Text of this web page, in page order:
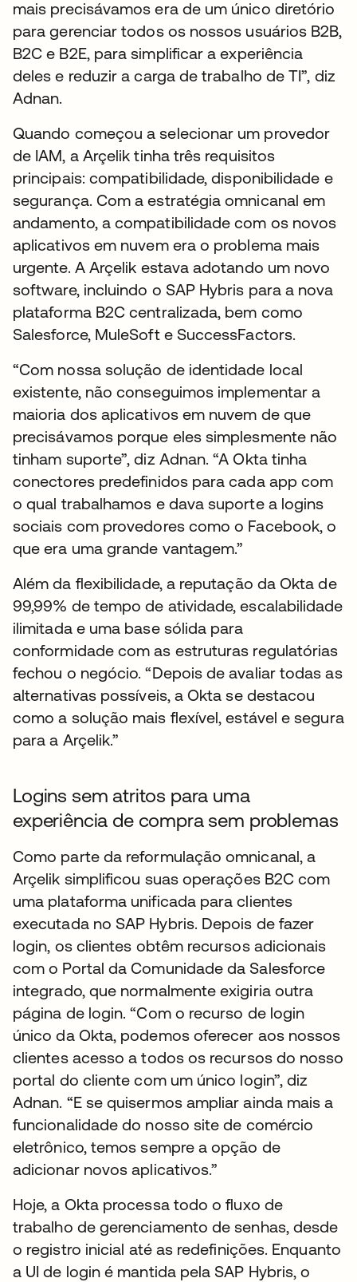
mais precisávamos era de um único diretório
para gerenciar todos os nossos usuários B2B,
B2C e B2E, para simplificar a experiência
deles e reduzir a carga de trabalho de TI”, diz
Adnan.
Quando começou a selecionar um provedor
de IAM, a Arçelik tinha três requisitos
principais: compatibilidade, disponibilidade e
segurança. Com a estratégia omnicanal em
andamento, a compatibilidade com os novos
aplicativos em nuvem era o problema mais
urgente. A Arçelik estava adotando um novo
software, incluindo o SAP Hybris para a nova
plataforma B2C centralizada, bem como
Salesforce, MuleSoft e SuccessFactors.
“Com nossa solução de identidade local
existente, não conseguimos implementar a
maioria dos aplicativos em nuvem de que
precisávamos porque eles simplesmente não
tinham suporte”, diz Adnan. “A Okta tinha
conectores predefinidos para cada app com
o qual trabalhamos e dava suporte a logins
sociais com provedores como o Facebook, o
que era uma grande vantagem.”
Além da flexibilidade, a reputação da Okta de
99,99% de tempo de atividade, escalabilidade
ilimitada e uma base sólida para
conformidade com as estruturas regulatórias
fechou o negócio. “Depois de avaliar todas as
alternativas possíveis, a Okta se destacou
como a solução mais flexível, estável e segura
para a Arçelik.”
Logins sem atritos para uma
experiência de compra sem problemas
Como parte da reformulação omnicanal, a
Arçelik simplificou suas operações B2C com
uma plataforma unificada para clientes
executada no SAP Hybris. Depois de fazer
login, os clientes obtêm recursos adicionais
com o Portal da Comunidade da Salesforce
integrado, que normalmente exigiria outra
página de login. “Com o recurso de login
único da Okta, podemos oferecer aos nossos
clientes acesso a todos os recursos do nosso
portal do cliente com um único login”, diz
Adnan. “E se quisermos ampliar ainda mais a
funcionalidade do nosso site de comércio
eletrônico, temos sempre a opção de
adicionar novos aplicativos.”
Hoje, a Okta processa todo o fluxo de
trabalho de gerenciamento de senhas, desde
o registro inicial até as redefinições. Enquanto
a UI de login é mantida pela SAP Hybris, o